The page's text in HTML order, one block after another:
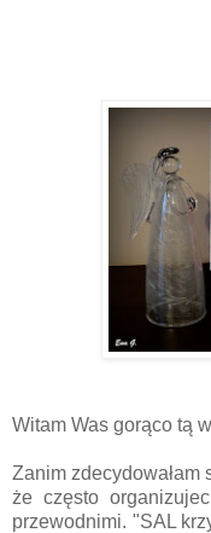
Witam Was gorąco tą
Zanim zdecydowałam
że często
przewodnimi. "SAL